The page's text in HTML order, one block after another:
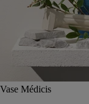
Vase Médicis